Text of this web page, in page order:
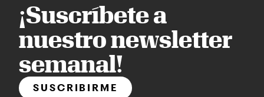
¡Suscríbete a
nuestro newsletter
semanal!
SUSCRIBIRME